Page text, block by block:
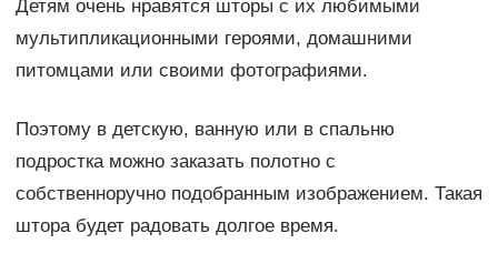
Детям очень нравятся шторы с их любимыми
мультипликационными героями, домашними
питомцами или своими фотографиями.
Поэтому в детскую, ванную или в спальню
подростка можно заказать полотно с
собственноручно подобранным изображением. Такая
штора будет радовать долгое время.